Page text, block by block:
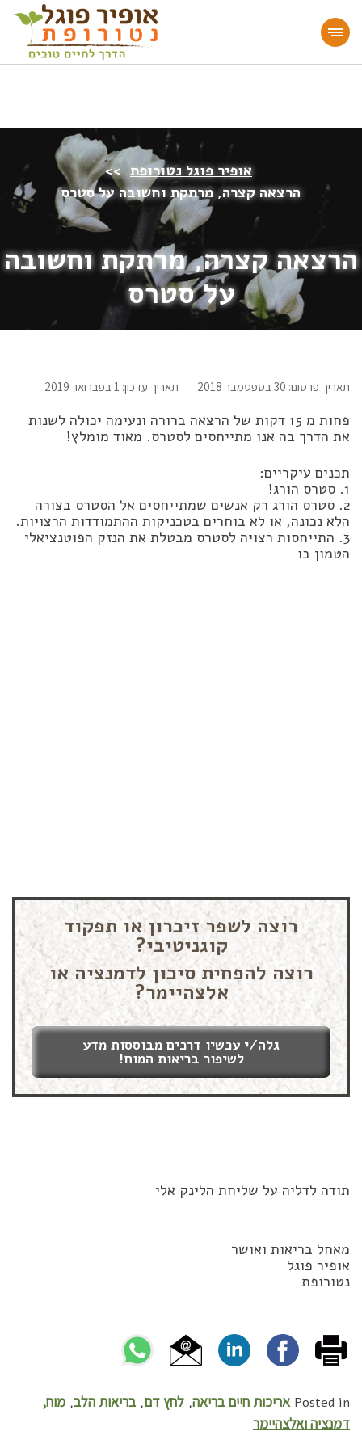
מעוניינים להעמיק או להתחיל דרך חיים בריאה?
הצטרפו לאתר!
אופיר פוגל נטורופת >>
הרצאה קצרה, מרתקת וחשובה על סטרס
הרצאה קצרה, מרתקת וחשובה
על סטרס
תאריך פרסום: 30 בספטמבר 2018 תאריך עדכון: 1 בפברואר 2019
פחות מ 15 דקות של הרצאה ברורה ונעימה יכולה לשנות
את הדרך בה אנו מתייחסים לסטרס. מאוד מומלץ!
תכנים עיקריים:
1. סטרס הורג!
2. סטרס הורג רק אנשים שמתייחסים אל הסטרס בצורה
הלא נכונה, או לא בוחרים בטכניקות ההתמודדות הרצויות.
3. התייחסות רצויה לסטרס מבטלת את הנזק הפוטנציאלי
הטמון בו
רוצה לשפר זיכרון או תפקוד
קוגניטיבי?
רוצה להפחית סיכון לדמנציה או
אלצהיימר?
גלה/י עכשיו דרכים מבוססות מדע
לשיפור בריאות המוח!
תודה לדליה על שליחת הלינק אלי
מאחל בריאות ואושר
אופיר פוגל
נטורופת
Posted in אריכות חיים בריאה, לחץ דם,בריאות הלב, מוח,
דמנציה ואלצהיימר